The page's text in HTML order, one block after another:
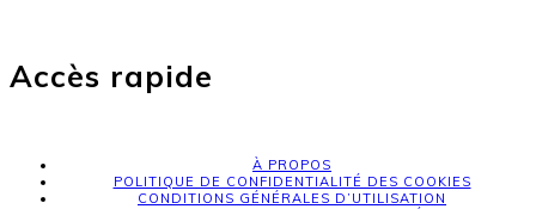
Accès rapide
À PROPOS
POLITIQUE DE CONFIDENTIALITÉ DES COOKIES
CONDITIONS GÉNÉRALES D’UTILISATION